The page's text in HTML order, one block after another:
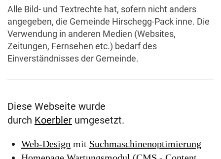
Alle Bild- und Textrechte hat, sofern nicht anders
angegeben, die Gemeinde Hirschegg-Pack inne. Die
Verwendung in anderen Medien (Websites,
Zeitungen, Fernsehen etc.) bedarf des
Einverständnisses der Gemeinde.
Diese Webseite wurde
durch Koerbler umgesetzt.
Web-Design mit Suchmaschinenoptimierung